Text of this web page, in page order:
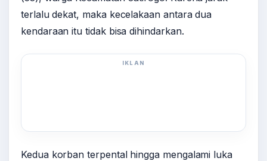
terlalu dekat, maka kecelakaan antara dua
kendaraan itu tidak bisa dihindarkan.
IKLAN
Kedua korban terpental hingga mengalami luka